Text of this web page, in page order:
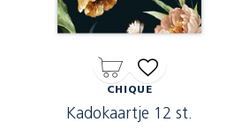
CHIQUE
Kadokaartje 12 st.